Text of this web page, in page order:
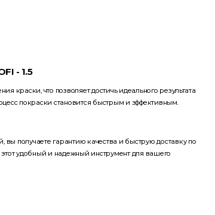
- 1.5
краски, что позволяет достичь идеального результата
покраски становится быстрым и эффективным.
вы получаете гарантию качества и быструю доставку по
удобный и надежный инструмент для вашего